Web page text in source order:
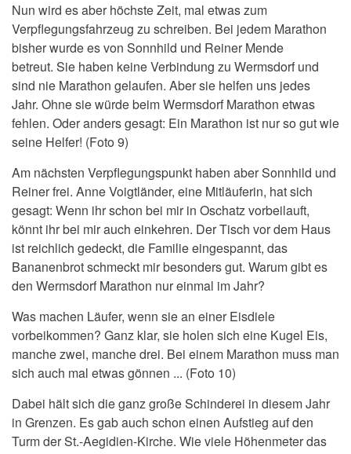
Nun wird es aber höchste Zeit, mal etwas zum
Verpflegungsfahrzeug zu schreiben. Bei jedem Marathon
bisher wurde es von Sonnhild und Reiner Mende
betreut. Sie haben keine Verbindung zu Wermsdorf und
sind nie Marathon gelaufen. Aber sie helfen uns jedes
Jahr. Ohne sie würde beim Wermsdorf Marathon etwas
fehlen. Oder anders gesagt: Ein Marathon ist nur so gut wie
seine Helfer! (Foto 9)
Am nächsten Verpflegungspunkt haben aber Sonnhild und
Reiner frei. Anne Voigtländer, eine Mitläuferin, hat sich
gesagt: Wenn ihr schon bei mir in Oschatz vorbeilauft,
könnt ihr bei mir auch einkehren. Der Tisch vor dem Haus
ist reichlich gedeckt, die Familie eingespannt, das
Bananenbrot schmeckt mir besonders gut. Warum gibt es
den Wermsdorf Marathon nur einmal im Jahr?
Was machen Läufer, wenn sie an einer Eisdiele
vorbeikommen? Ganz klar, sie holen sich eine Kugel Eis,
manche zwei, manche drei. Bei einem Marathon muss man
sich auch mal etwas gönnen ... (Foto 10)
Dabei hält sich die ganz große Schinderei in diesem Jahr
in Grenzen. Es gab auch schon einen Aufstieg auf den
Turm der St.-Aegidien-Kirche. Wie viele Höhenmeter das